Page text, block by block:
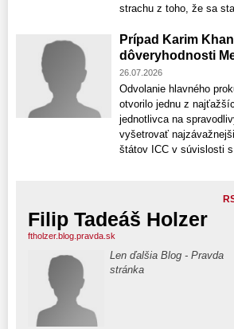
strachu z toho, že sa
Prípad Karim
dôveryhodnosti
26.07.2026
Odvolanie hlavného
otvorilo jednu z
jednotlivca na
vyšetrovať
štátov ICC v súvislosti
Filip Tadeáš Holzer
ftholzer.blog.pravda.sk
Len ďalšia Blog - Pravda
stránka